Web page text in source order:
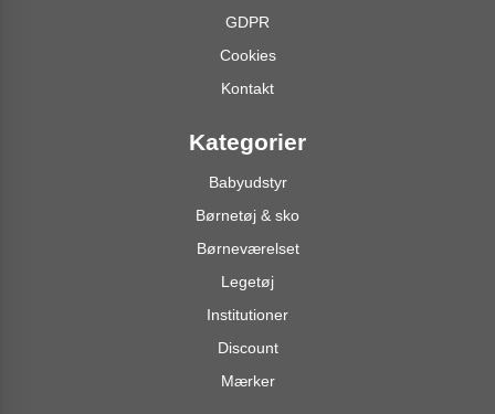
GDPR
Cookies
Kontakt
Kategorier
Babyudstyr
Børnetøj & sko
Børneværelset
Legetøj
Institutioner
Discount
Mærker